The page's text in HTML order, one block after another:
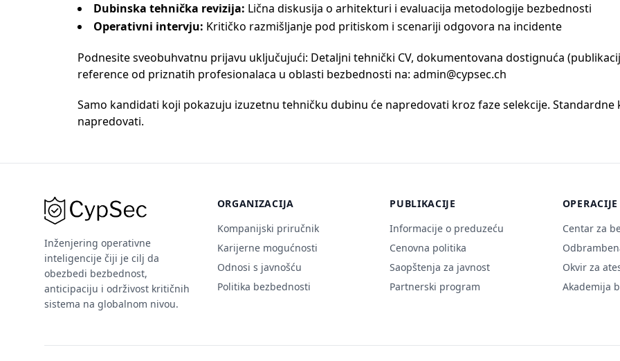
Dubinska tehnička revizija: Lična diskusija o arhitekturi i evaluacija metodologije bezbednosti
Operativni intervju: Kritičko razmišljanje pod pritiskom i scenariji odgovora na incidente
Podnesite sveobuhvatnu prijavu uključujući: Detaljni tehnički CV, dokumentovana dostignuća
reference od priznatih profesionalaca u oblasti bezbednosti na: admin@cypsec.ch
Samo kandidati koji pokazuju izuzetnu tehničku dubinu će napredovati kroz faze selekcije.
napredovati.
Inženjering operativne
inteligencije čiji je cilj da
obezbedi bezbednost,
anticipaciju i održivost kritičnih
sistema na globalnom nivou.
ORGANIZACIJA
Kompanijski priručnik
Karijerne mogućnosti
Odnosi s javnošću
Politika bezbednosti
PUBLIKACIJE
Informacije o preduzeću
Cenovna politika
Saopštenja za javnost
Partnerski program
OPERACIJE
Centar za
Okvir za
Akademija